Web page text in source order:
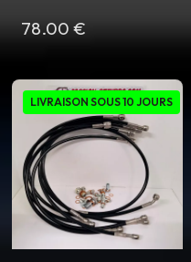
78.00 €
LIVRAISON SOUS 10 JOURS